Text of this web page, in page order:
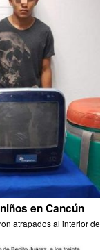
en Cancún
atrapados al interior de